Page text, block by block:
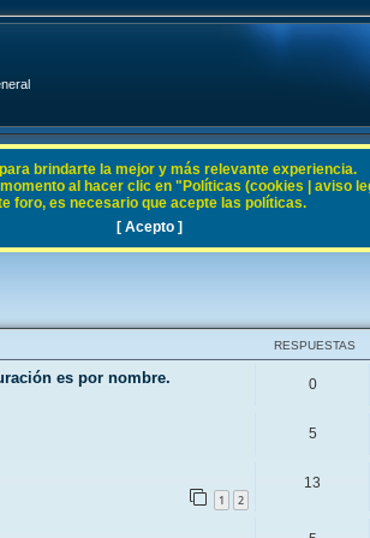
RESPUESTAS
es por nombre. 0
5
1 2
13
brindarte la mejor y más relevante experiencia.
al hacer clic en "Políticas (cookies | aviso
foro, es necesario que acepte las políticas.
[ Acepto ]